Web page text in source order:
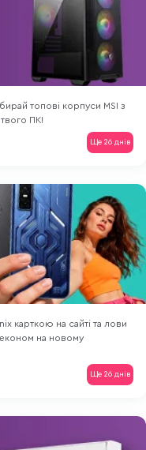
топові корпуси MSI з
ПК!
Ще 26 днів
карткою на сайті та лови
економ на новому
Ще 26 днів